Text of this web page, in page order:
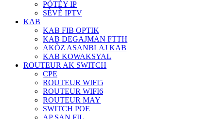
PÒTÈY IP
SÈVÈ IPTV
KAB
KAB FIB OPTIK
KAB DEGAJMAN FTTH
AKÒZ ASANBLAJ KAB
KAB KOWAKSYAL
ROUTEUR AK SWITCH
CPE
ROUTEUR WIFI5
ROUTEUR WIFI6
ROUTEUR MAY
SWITCH POE
AP SAN FIL